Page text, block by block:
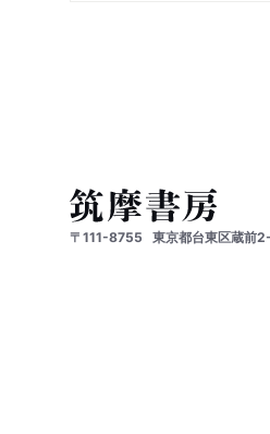
〒111-8755 東京都台東区蔵前